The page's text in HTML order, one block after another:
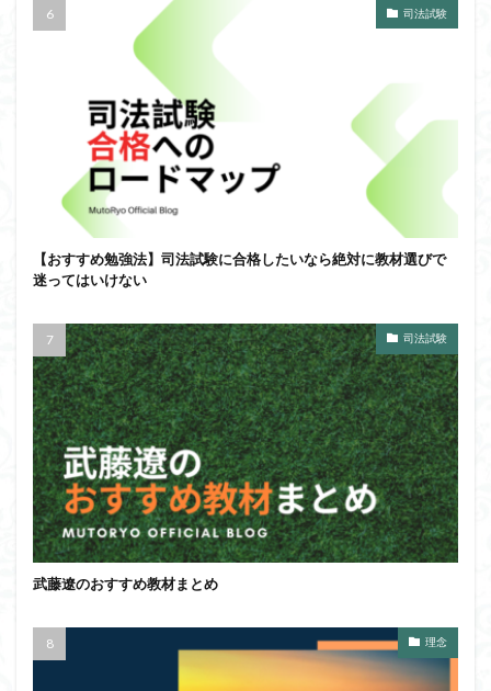
司法試験
【おすすめ勉強法】司法試験に合格したいなら絶対に教材選びで
迷ってはいけない
司法試験
武藤遼のおすすめ教材まとめ
理念